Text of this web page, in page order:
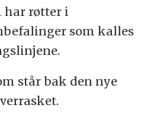
til eller foreta en
av teksten
siste versjonen før
har røtter i
som kalles
står bak den nye